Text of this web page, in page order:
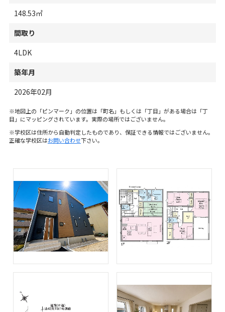
148.53㎡
間取り
4LDK
築年月
2026年02月
※地図上の「ピンマーク」の位置は「町名」もしくは「丁目」がある場合は「丁
目」にマッピングされています。実際の場所ではございません。
※学校区は住所から自動判定したものであり、保証できる情報ではございません。
正確な学校区はお問い合わせ下さい。